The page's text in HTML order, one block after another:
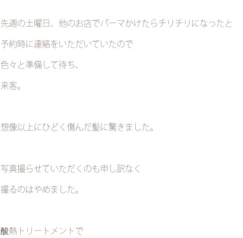
先週の土曜日、他のお店でパーマかけたらチリチリになったと
予約時に連絡をいただいていたので
色々と準備して待ち、
来客。
想像以上にひどく傷んだ髪に驚きました。
写真撮らせていただくのも申し訳なく
撮るのはやめました。
酸熱トリートメントで